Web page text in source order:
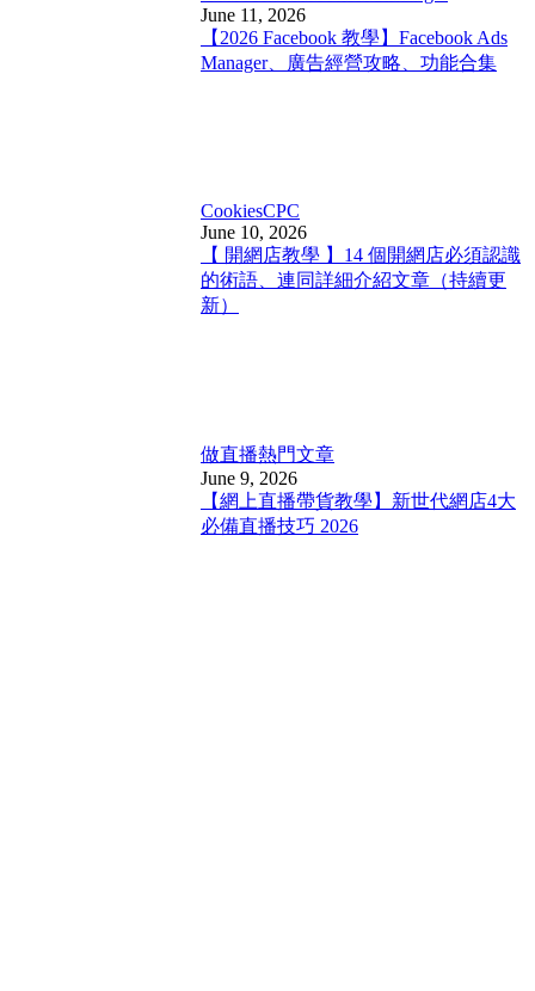
June 11, 2026
【2026 Facebook 教學】Facebook Ads
Manager、廣告經營攻略、功能合集
CookiesCPC
June 10, 2026
【 開網店教學 】14 個開網店必須認識
的術語、連同詳細介紹文章（持續更
新）
做直播熱門文章
June 9, 2026
【網上直播帶貨教學】新世代網店4大
必備直播技巧 2026